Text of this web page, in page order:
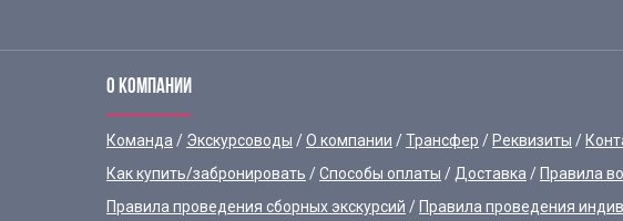
О КОМПАНИИ
Команда Экскурсоводы О компании Трансфер Реквизиты
Как купить/забронировать
Способы оплаты Доставка Правила
Правила проведения сборных экскурсий
Правила проведения